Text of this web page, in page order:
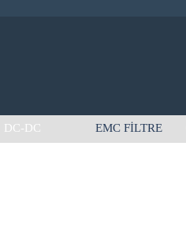
DC-DC EMC FİLTRE